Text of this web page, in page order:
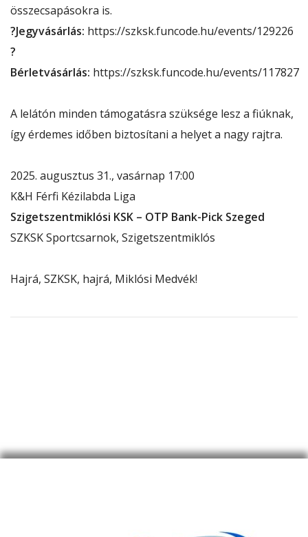
összecsapásokra is.
?Jegyvásárlás: https://szksk.funcode.hu/events/129226
?
Bérletvásárlás: https://szksk.funcode.hu/events/117827
A lelátón minden támogatásra szüksége lesz a fiúknak,
így érdemes időben biztosítani a helyet a nagy rajtra.
2025. augusztus 31., vasárnap 17:00
K&H Férfi Kézilabda Liga
Szigetszentmiklósi KSK – OTP Bank-Pick Szeged
SZKSK Sportcsarnok, Szigetszentmiklós
Hajrá, SZKSK, hajrá, Miklósi Medvék!